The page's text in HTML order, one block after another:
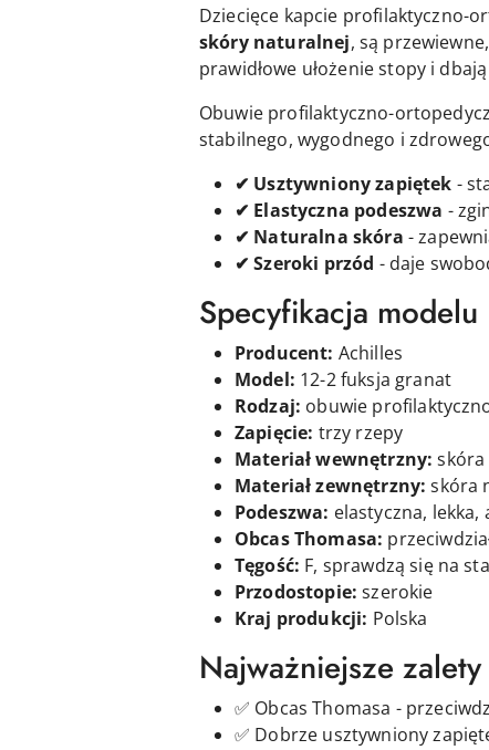
Dziecięce kapcie profilaktyczno-
skóry naturalnej, są
prawidłowe ułożenie stopy i
Obuwie profilaktyczno-
stabilnego, wygodnego i
✔ Usztywniony zapiętek -
✔ Elastyczna podeszwa -
✔ Naturalna skóra -
✔ Szeroki przód - daje
Specyfikacja modelu
Producent: Achilles
Model: 12-2 fuksja granat
Rodzaj: obuwie
Zapięcie: trzy rzepy
Materiał wewnętrzny:
Materiał zewnętrzny: skóra
Podeszwa: elastyczna,
Obcas Thomasa:
Tęgość: F, sprawdzą się na
Przodostopie: szerokie
Kraj produkcji: Polska
Najważniejsze
✅ Obcas Thomasa -
✅ Dobrze usztywniony